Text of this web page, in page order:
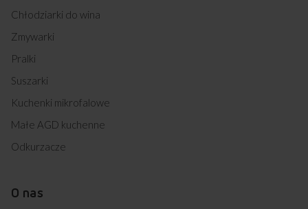
Chłodziarki do wina
Zmywarki
Pralki
Suszarki
Kuchenki mikrofalowe
Małe AGD kuchenne
Odkurzacze
O nas